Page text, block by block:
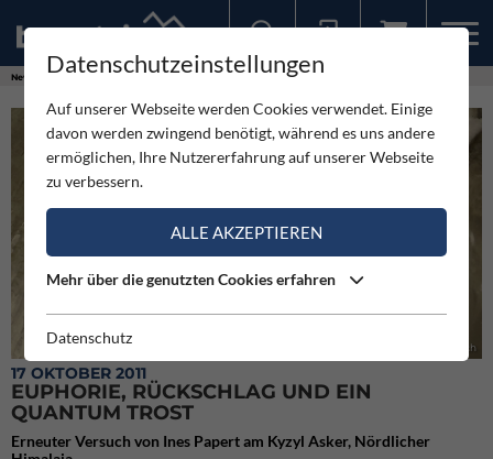
News Euphorie, Rückschlag und ein Quantum Trost
Ines Papert bei der Erstbegehung der Quantum of Solace (c) Franz Walter |visualimpact.ch
17 OKTOBER 2011
EUPHORIE, RÜCKSCHLAG UND EIN
QUANTUM TROST
Erneuter Versuch von Ines Papert am Kyzyl Asker, Nördlicher
Datenschutzeinstellungen
Auf unserer Webseite werden Cookies verwendet. Einige
davon werden zwingend benötigt, während es uns andere
ermöglichen, Ihre Nutzererfahrung auf unserer Webseite
zu verbessern.
ALLE AKZEPTIEREN
Mehr über die genutzten Cookies erfahren
Datenschutz